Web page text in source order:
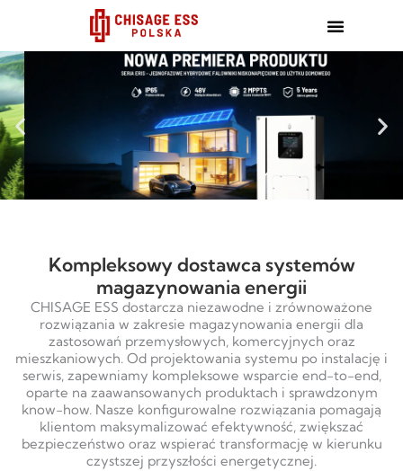
容
Kompleksowy dostawca systemów
magazynowania energii
CHISAGE ESS dostarcza niezawodne i zrównoważone
rozwiązania w zakresie magazynowania energii dla
zastosowań przemysłowych, komercyjnych oraz
mieszkaniowych. Od projektowania systemu po instalację i
serwis, zapewniamy kompleksowe wsparcie end-to-end,
oparte na zaawansowanych produktach i sprawdzonym
know-how. Nasze konfigurowalne rozwiązania pomagają
klientom maksymalizować efektywność, zwiększać
bezpieczeństwo oraz wspierać transformację w kierunku
czystszej przyszłości energetycznej.